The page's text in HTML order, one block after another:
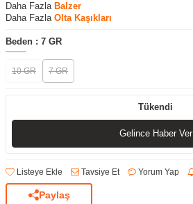
Daha Fazla Balzer
Daha Fazla Olta Kaşıkları
Beden : 7 GR
10 GR 7 GR
Tükendi
Gelince Haber Ver
Listeye Ekle Tavsiye Et Yorum Yap
Paylaş